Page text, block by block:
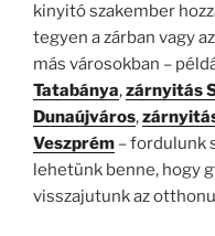
kinyitó szakember
tegyen a zárban vagy
más városokban –
Tatabánya,zárnyitás
Dunaújváros,
Veszprém – fordulunk
lehetünk benne, hogy
visszajutunk az